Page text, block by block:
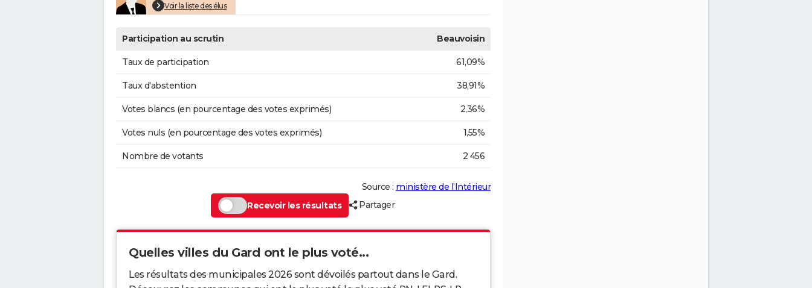
Voir la liste des élus
Participation au scrutin Beauvoisin
Taux de participation 61,09%
Taux d'abstention 38,91%
Votes blancs (en pourcentage des votes exprimés) 2,36%
Votes nuls (en pourcentage des votes exprimés) 1,55%
Nombre de votants 2 456
Source : ministère de l’Intérieur
Recevoir les résultats
Partager
Quelles villes du Gard ont le plus voté...
Les résultats des municipales 2026 sont dévoilés partout dans le Gard.